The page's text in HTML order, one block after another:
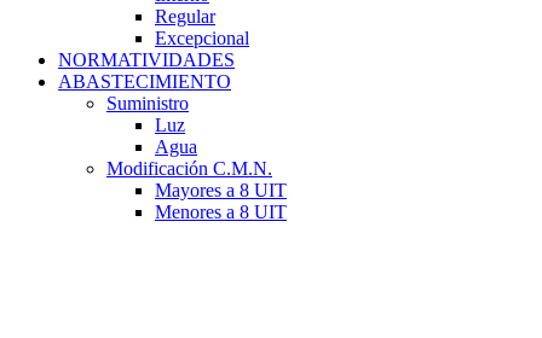
Regular
Excepcional
NORMATIVIDADES
ABASTECIMIENTO
Suministro
Luz
Agua
Modificación C.M.N.
Mayores a 8 UIT
Menores a 8 UIT